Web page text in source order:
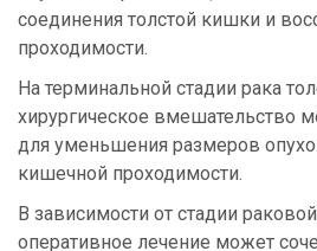
соединения толстой кишки и
проходимости.
На терминальной стадии рака
хирургическое вмешательство
для уменьшения размеров
кишечной проходимости.
В зависимости от стадии
оперативное лечение может